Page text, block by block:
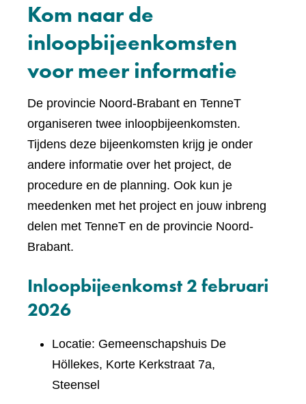
Kom naar de
inloopbijeenkomsten
voor meer informatie
De provincie Noord-Brabant en TenneT
organiseren twee inloopbijeenkomsten.
Tijdens deze bijeenkomsten krijg je onder
andere informatie over het project, de
procedure en de planning. Ook kun je
meedenken met het project en jouw inbreng
delen met TenneT en de provincie Noord-
Brabant.
Inloopbijeenkomst 2 februari
2026
Locatie: Gemeenschapshuis De
Höllekes, Korte Kerkstraat 7a,
Steensel